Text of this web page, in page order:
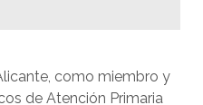
como miembro y
de Atención Primaria